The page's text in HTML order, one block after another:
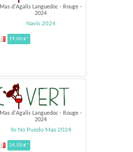
Mas d'Agalis Languedoc - Rouge -
2024
Navis 2024
19,00 €*
Mas d'Agalis Languedoc - Rouge -
2024
Yo No Puedo Mas 2024
14,50 €*